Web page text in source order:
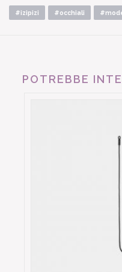
#izipizi #occhiali
POTREBBE